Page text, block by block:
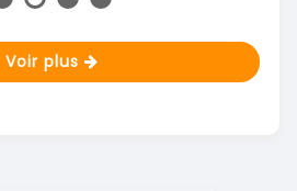
Voir plus